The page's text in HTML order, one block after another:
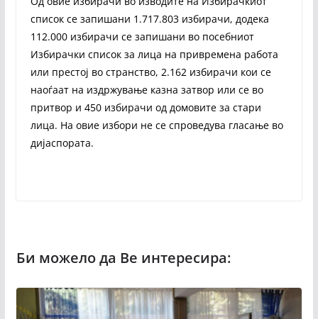
список се запишани 1.717.803 избирачи, додека
112.000 избирачи се запишани во посебниот
Избирачки список за лица на привремена работа
или престој во странство, 2.162 избирачи кои се
наоѓаат на издржување казна затвор или се во
притвор и 450 избирачи од домовите за стари
лица. На овие избори не се спроведува гласање во
дијаспората.